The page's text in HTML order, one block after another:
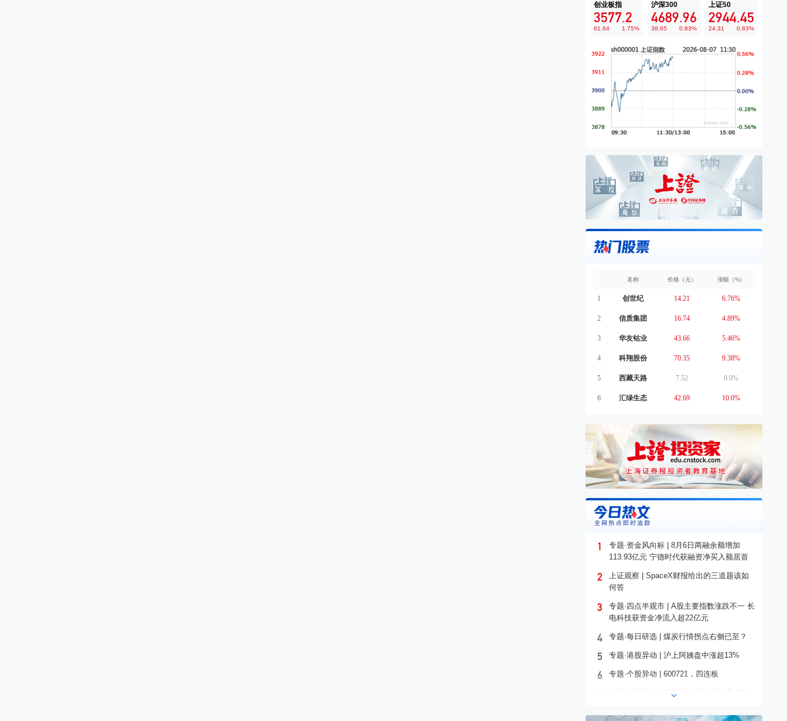
创业板指
3577.2
61.64 1.75%
沪深300
4689.96
38.65 0.83%
上证50
2944.45
24.31 0.83%
名称 价格（元） 涨幅（%）
1 创世纪 14.21 6.76%
2 信质集团 16.74 4.89%
3 华友钴业 43.66 5.46%
4 科翔股份 70.35 9.38%
5 西藏天路 7.52 0.0%
6 汇绿生态 42.69 10.0%
1
专题·资金风向标 | 8月6日两融余额增加
113.93亿元 宁德时代获融资净买入额居首
2
上证观察 | SpaceX财报给出的三道题该如
何答
3
专题·四点半观市 | A股主要指数涨跌不一 长
电科技获资金净流入超22亿元
4 专题·每日研选 | 煤炭行情拐点右侧已至？
5 专题·港股异动 | 沪上阿姨盘中涨超13%
6 专题·个股异动 | 600721，四连板
专题·板块异动 | 煤炭板块大幅上涨 昊华能